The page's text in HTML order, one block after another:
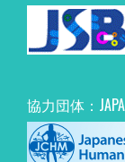
協力団体：